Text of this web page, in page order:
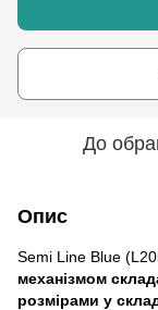
До
Опис
Semi Line Blue
механізмом
розмірами у